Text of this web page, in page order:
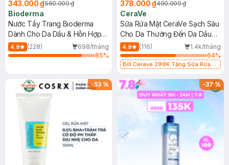
343.000 ₫560.000 ₫
Bioderma
Nước Tẩy Trang Bioderma
Dành Cho Da Dầu & Hỗn Hợp
500ml
4.9 (228)
698/tháng
85%
378.000 ₫490.000 ₫
CeraVe
Sữa Rửa Mặt CeraVe Sạch Sâu
Cho Da Thường Đến Da Dầu
473ml
4.9 (116)
1.4k/tháng
64%
Bill Cerave 299K Tặng Sữa Rửa
-53 % -37%